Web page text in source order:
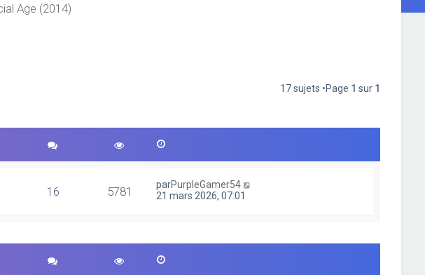
Age (2014)
17 sujets •Page 1 sur 1
16 5781 parPurpleGamer54
21 mars 2026, 07:01